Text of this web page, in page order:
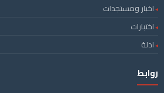
اخبار ومستجدات
اختبارات
ادلة
روابط